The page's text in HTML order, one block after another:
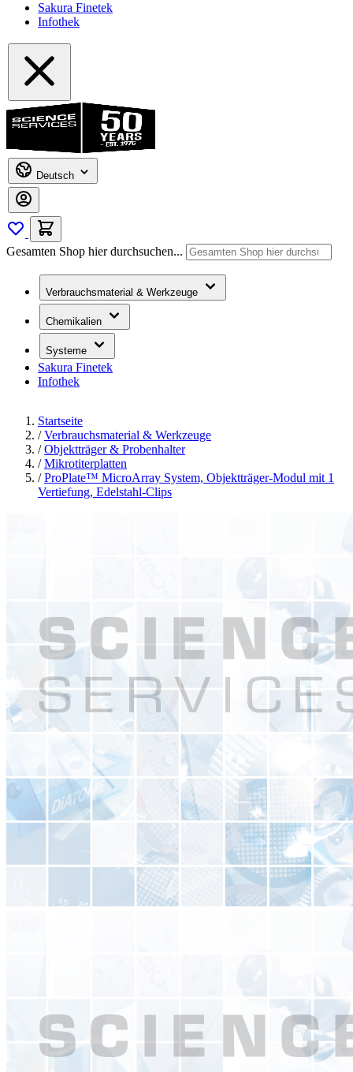
Sakura Finetek
Infothek
Deutsch
Gesamten Shop hier durchsuchen...
Verbrauchsmaterial & Werkzeuge
Chemikalien
Systeme
Sakura Finetek
Infothek
Startseite
/ Verbrauchsmaterial & Werkzeuge
/ Objektträger & Probenhalter
/ Mikrotiterplatten
/ ProPlate™ MicroArray System, Objektträger-Modul mit 1
Vertiefung, Edelstahl-Clips